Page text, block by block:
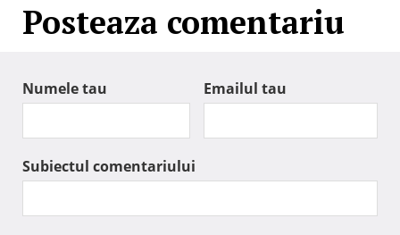
Posteaza comentariu
Numele tau Emailul tau
Subiectul comentariului